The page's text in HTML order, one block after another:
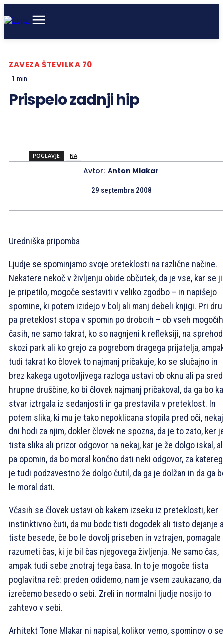
ZAVEZAŠTEVILKA 70
1 min.
Prispelo zadnji hip
POGLAVJE NA
Avtor: Anton Mlakar
29 septembra 2008
Uredniška pripomba
Ljudje se spominjamo svoje preteklosti na različne načine.
Nekatere nekoč v življenju obide občutek, da je vse, kar se
je pripetilo, mogoče sestaviti v veliko zgodbo – in napišejo
spomine, ki potem izidejo v bolj ali manj debeli knjigi. Pri
pa preteklost stopa v spomin po drobcih – ob vseh mogočih
časih, ne samo takrat, ko so nagnjeni k refleksiji, na
skozi park ali ko grejo za pogrebom dragega prijatelja,
tudi takrat ko človek to najmanj pričakuje, ko se slučajno in
brez kakega ugotovljivega razloga ustavi ob oknu ali pa
hrupne druščine, ko bi človek najmanj pričakoval, da ga bo
stvar iztrgala iz sedanjosti in ga prestavila v preteklost. In
potem slika, ki mu je tako nepoklicana stopila pred oči, nekaj
dni hodi za njim, dokler človek ne spozna, da je to zato, ker
tista slika ali prizor odgovor na nekaj, kar je že dolgo iskal,
pa opomin, da bo moral končno dati neki odgovor, za
je tudi podzavestno že dolgo čutil, da ga je dolžan in da ga
le moral dati.
Včasih se človek ustavi ob kakem izseku iz preteklosti, ker
instinktivno čuti, da mu bodo tisti dogodek ali tisto dejanje
tiste besede, če bo le dovolj priseben in vztrajen, pomagale
razumeti čas, ki je bil čas njegovega življenja. Ne samo čas,
ampak tudi sebe znotraj tega časa. In to je mogoče tista
poglavitna reč: preden odidemo, nam je vsem zaukazano, da
izrečemo besedo o sebi. Zreli in normalni ljudje nosijo to
zahtevo v sebi.
Arhitekt Tone Mlakar ni napisal, kolikor vemo, spominov o